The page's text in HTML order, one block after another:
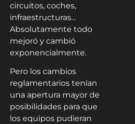
circuitos, coches,
infraestructuras…
Absolutamente todo
mejoró y cambió
exponencialmente.
Pero los cambios
reglamentarios tenían
una apertura mayor de
posibilidades para que
los equipos pudieran